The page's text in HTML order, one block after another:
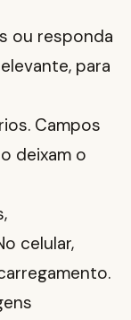
ou responda
para
Campos
deixam o
celular,